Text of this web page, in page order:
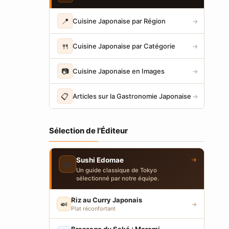
📍 Cuisine Japonaise par Région →
🍴 Cuisine Japonaise par Catégorie →
📷 Cuisine Japonaise en Images →
📋 Articles sur la Gastronomie Japonaise →
Sélection de l'Éditeur
🍣 Sushi Edomae
Un guide classique de Tokyo
sélectionné par notre équipe.
→
🍛 Riz au Curry Japonais
Plat réconfortant
→